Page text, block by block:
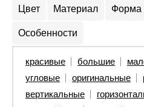
Цвет Материал Форма
Особенности
красивые большие
угловые
оригинальные
вертикальные